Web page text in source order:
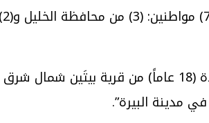
وأوضحت المؤسسة:” في الرابع من الشهر الماضي، قتل جنود الاحتلال الطفل هيثم